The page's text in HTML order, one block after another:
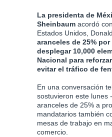
La presidenta de
Sheinbaum acordó
Estados Unidos,
aranceles de 25%
desplegar 10,000
Nacional para
evitar el tráfico de
En una conversación
sostuvieron este lunes
aranceles de 25% a
mandatarios también
mesas de trabajo en
comercio.